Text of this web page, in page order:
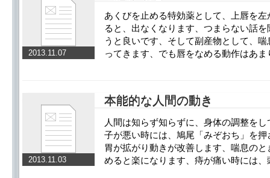
2013.11.07
あくびを止める特効薬として、上唇を
ると、出なくなります、つまらない話
うと良いです、そして副産物として、
ってきます、でも唇をなめる動作はあ
2013.11.03
本能的な人間の動き
人間は知らず知らずに、身体の調整を
子が悪い時には、鳩尾「みぞおち」を
胃が拡がり動きが改善します、喘息の
めると楽になります、痔が痛い時には